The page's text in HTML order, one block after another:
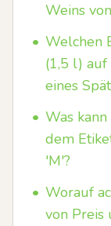
Weins
• Welchen
(1,5 l)
eines
• Was
dem
'M'?
• Worauf
von Preis